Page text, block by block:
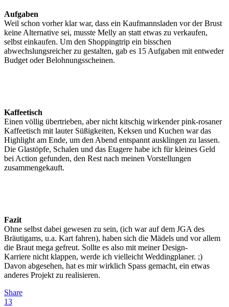
Aufgaben
Weil schon vorher klar war, dass ein Kaufmannsladen vor der Brust
keine Alternative sei, musste Melly an statt etwas zu verkaufen,
selbst einkaufen. Um den Shoppingtrip ein bisschen
abwechslungsreicher zu gestalten, gab es 15 Aufgaben mit entweder
Budget oder Belohnungsscheinen.
Kaffeetisch
Einen völlig übertrieben, aber nicht kitschig wirkender pink-rosaner
Kaffeetisch mit lauter Süßigkeiten, Keksen und Kuchen war das
Highlight am Ende, um den Abend entspannt ausklingen zu lassen.
Die Glastöpfe, Schalen und das Etagere habe ich für kleines Geld
bei Action gefunden, den Rest nach meinen Vorstellungen
zusammengekauft.
Fazit
Ohne selbst dabei gewesen zu sein, (ich war auf dem JGA des
Bräutigams, u.a. Kart fahren), haben sich die Mädels und vor allem
die Braut mega gefreut. Sollte es also mit meiner Design-
Karriere nicht klappen, werde ich vielleicht Weddingplaner. ;)
Davon abgesehen, hat es mir wirklich Spass gemacht, ein etwas
anderes Projekt zu realisieren.
Share
13